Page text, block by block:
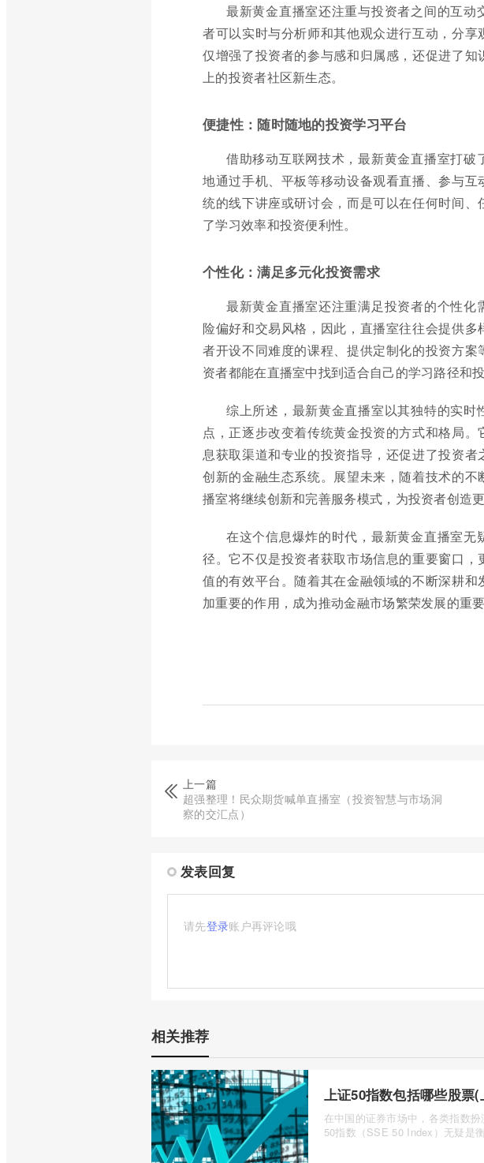
最新黄金直播室还注重与投资者之间的互
者可以实时与分析师和其他观众进行互动，分
仅增强了投资者的参与感和归属感，还促进了
上的投资者社区新生态。
便捷性：随时随地的投资学习平台
借助移动互联网技术，最新黄金直播室打
地通过手机、平板等移动设备观看直播、参与
统的线下讲座或研讨会，而是可以在任何时间
了学习效率和投资便利性。
个性化：满足多元化投资需求
最新黄金直播室还注重满足投资者的个性
险偏好和交易风格，因此，直播室往往会提供
者开设不同难度的课程、提供定制化的投资方
资者都能在直播室中找到适合自己的学习路径和投
综上所述，最新黄金直播室以其独特的实
点，正逐步改变着传统黄金投资的方式和格局
息获取渠道和专业的投资指导，还促进了投资
创新的金融生态系统。展望未来，随着技术的
播室将继续创新和完善服务模式，为投资者创造
在这个信息爆炸的时代，最新黄金直播室
径。它不仅是投资者获取市场信息的重要窗口
值的有效平台。随着其在金融领域的不断深耕
加重要的作用，成为推动金融市场繁荣发展的重要
上一篇
超强整理！民众期货喊单直播室（投资智慧与市场洞
察的交汇点）
发表回复
请先登录账户再评论哦
相关推荐
上证50指数包括哪些股
在中国的证券市场中，各类指数
50指数（SSE 50 Index）无疑是衡